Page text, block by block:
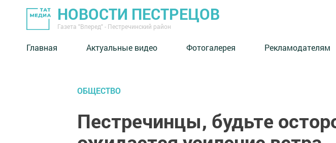
НОВОСТИ ПЕСТРЕЦОВ
Газета "Вперед" - Пестречинский район
Главная Актуальные видео Фотогалерея Рекламодателям
ОБЩЕСТВО
Пестречинцы, будьте